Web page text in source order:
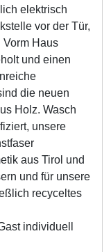
elektrisch
vor der Tür,
Haus
und einen
die neuen
Holz. Wasch
unsere
aus Tirol und
und für unsere
recyceltes
individuell